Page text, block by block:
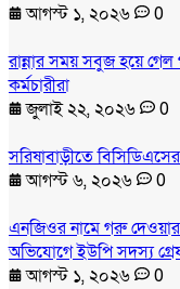
আগস্ট ১, ২০২৬
0
রান্নার সময় সবুজ হয়ে গেল
কর্মচারীরা
জুলাই ২২, ২০২৬
0
সরিষাবাড়ীতে
আগস্ট ৬, ২০২৬
0
এনজিওর নামে গরু
অভিযোগে ইউপি সদস্য
আগস্ট ১, ২০২৬
0